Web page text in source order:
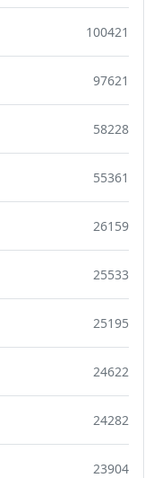
100421
97621
58228
55361
26159
25533
25195
24622
24282
23904